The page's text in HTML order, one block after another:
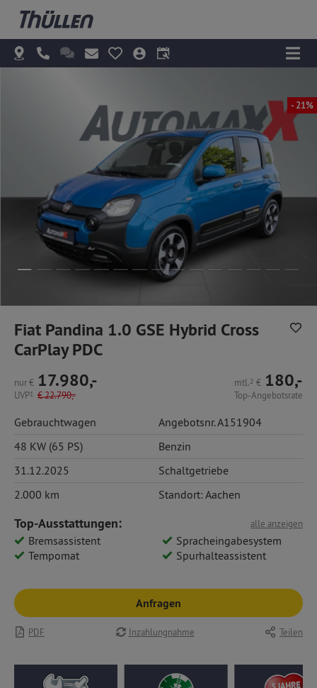
- 21%
Fiat Pandina 1.0 GSE Hybrid Cross
CarPlay PDC
nur€ 17.980,-
UVP1 €22.790,-
mtl.2 € 180,-
Top-Angebotsrate
Gebrauchtwagen
Angebotsnr. A151904
48 KW (65 PS)
Benzin
31.12.2025
Schaltgetriebe
2.000 km
Standort: Aachen
alle anzeigen
Top-Ausstattungen:
Bremsassistent
Spracheingabesystem
Tempomat
Spurhalteassistent
Anfragen
PDF Inzahlungnahme Teilen